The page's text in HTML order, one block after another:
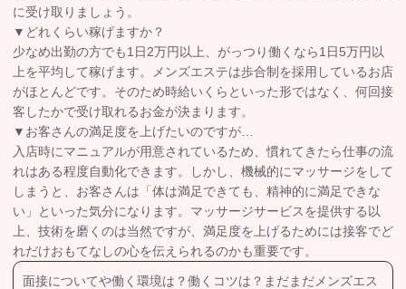
に受け取りましょう。
▼どれくらい稼げますか？
少なめ出勤の方でも1日2万円以上、がっつり働くなら1日5万円以
上を平均して稼げます。メンズエステは歩合制を採用しているお店
がほとんどです。そのため時給いくらといった形ではなく、何回接
客したかで受け取れるお金が決まります。
▼お客さんの満足度を上げたいのですが…
入店時にマニュアルが用意されているため、慣れてきたら仕事の流
れはある程度自動化できます。しかし、機械的にマッサージをして
しまうと、お客さんは「体は満足できても、精神的に満足できな
い」といった気分になります。マッサージサービスを提供する以
上、技術を磨くのは当然ですが、満足度を上げるためには接客でど
れだけおもてなしの心を伝えられるのかも重要です。
面接についてや働く環境は？働くコツは？まだまだメンズエス